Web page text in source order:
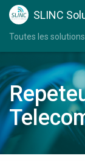
SLINC
Toutes les